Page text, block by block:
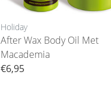
Holiday
After Wax Body Oil Met
Macademia
€6,95